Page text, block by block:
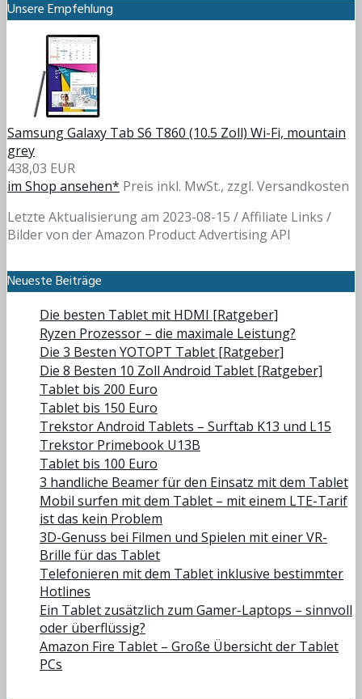
Unsere Empfehlung
Samsung Galaxy Tab S6 T860 (10.5 Zoll) Wi-Fi, mountain
grey
438,03 EUR
im Shop ansehen* Preis inkl. MwSt., zzgl. Versandkosten
Letzte Aktualisierung am 2023-08-15 / Affiliate Links /
Bilder von der Amazon Product Advertising API
Neueste Beiträge
Die besten Tablet mit HDMI [Ratgeber]
Ryzen Prozessor – die maximale Leistung?
Die 3 Besten YOTOPT Tablet [Ratgeber]
Die 8 Besten 10 Zoll Android Tablet [Ratgeber]
Tablet bis 200 Euro
Tablet bis 150 Euro
Trekstor Android Tablets – Surftab K13 und L15
Trekstor Primebook U13B
Tablet bis 100 Euro
3 handliche Beamer für den Einsatz mit dem Tablet
Mobil surfen mit dem Tablet – mit einem LTE-Tarif
ist das kein Problem
3D-Genuss bei Filmen und Spielen mit einer VR-
Brille für das Tablet
Telefonieren mit dem Tablet inklusive bestimmter
Hotlines
Ein Tablet zusätzlich zum Gamer-Laptops – sinnvoll
oder überflüssig?
Amazon Fire Tablet – Große Übersicht der Tablet
PCs